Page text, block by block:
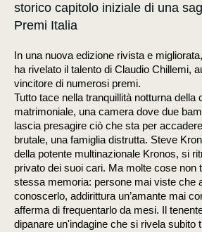
storico capitolo iniziale di una
Premi Italia
In una nuova edizione rivista e
ha rivelato il talento di Claudio Chillemi,
vincitore di numerosi premi.
Tutto tace nella tranquillità notturna della
matrimoniale, una camera dove due
lascia presagire ciò che sta per
brutale, una famiglia distrutta. Steve
della potente multinazionale Kronos, si
privato dei suoi cari. Ma molte cose non
stessa memoria: persone mai viste che
conoscerlo, addirittura un’amante mai
afferma di frequentarlo da mesi. Il
dipanare un'indagine che si rivela subito